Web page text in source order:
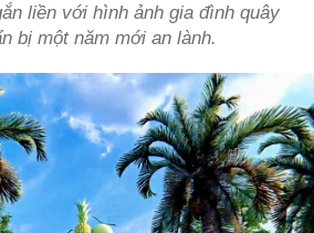
liền với hình ảnh gia đình quây
bị một năm mới an lành.